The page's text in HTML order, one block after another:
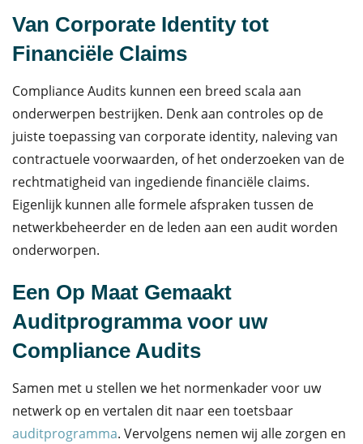
Van Corporate Identity tot
Financiële Claims
Compliance Audits kunnen een breed scala aan
onderwerpen bestrijken. Denk aan controles op de
juiste toepassing van corporate identity, naleving van
contractuele voorwaarden, of het onderzoeken van de
rechtmatigheid van ingediende financiële claims.
Eigenlijk kunnen alle formele afspraken tussen de
netwerkbeheerder en de leden aan een audit worden
onderworpen.
Een Op Maat Gemaakt
Auditprogramma voor uw
Compliance Audits
Samen met u stellen we het normenkader voor uw
netwerk op en vertalen dit naar een toetsbaar
auditprogramma. Vervolgens nemen wij alle zorgen en